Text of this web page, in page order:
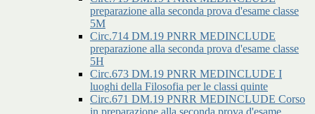
preparazione alla seconda prova d'esame classe
5M
Circ.714 DM.19 PNRR MEDINCLUDE
preparazione alla seconda prova d'esame classe
5H
Circ.673 DM.19 PNRR MEDINCLUDE I
luoghi della Filosofia per le classi quinte
Circ.671 DM.19 PNRR MEDINCLUDE Corso